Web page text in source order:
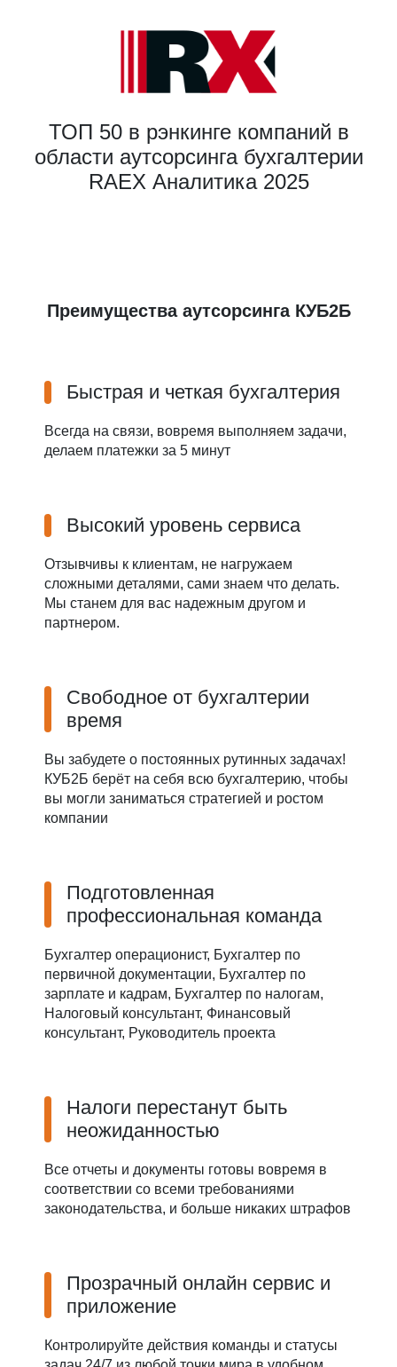
ТОП 50 в рэнкинге компаний в
области аутсорсинга бухгалтерии
RAEX Аналитика 2025
Преимущества аутсорсинга КУБ2Б
Быстрая и четкая бухгалтерия
Всегда на связи, вовремя выполняем задачи,
делаем платежки за 5 минут
Высокий уровень сервиса
Отзывчивы к клиентам, не нагружаем
сложными деталями, сами знаем что делать.
Мы станем для вас надежным другом и
партнером.
Свободное от бухгалтерии
время
Вы забудете о постоянных рутинных задачах!
КУБ2Б берёт на себя всю бухгалтерию, чтобы
вы могли заниматься стратегией и ростом
компании
Подготовленная
профессиональная команда
Бухгалтер операционист, Бухгалтер по
первичной документации, Бухгалтер по
зарплате и кадрам, Бухгалтер по налогам,
Налоговый консультант, Финансовый
консультант, Руководитель проекта
Налоги перестанут быть
неожиданностью
Все отчеты и документы готовы вовремя в
соответствии со всеми требованиями
законодательства, и больше никаких штрафов
Прозрачный онлайн сервис и
приложение
Контролируйте действия команды и статусы